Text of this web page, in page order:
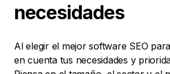
necesidades
Al elegir el mejor software SEO
en cuenta tus necesidades y